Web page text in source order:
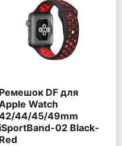
Ремешок DF для
Watch
44/45/49mm
iSportBand-02 Black-
Red